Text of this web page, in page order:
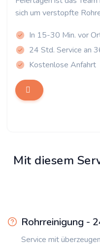
sich um verstopfte
In 15-30 Min. vor
24 Std. Service an
Kostenlose Anfahrt
Mit diesem
Rohrreinigung -
Service mit